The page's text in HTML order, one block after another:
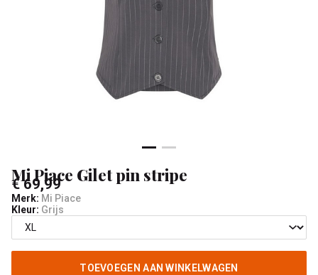
Mi Piace Gilet pin stripe
€ 69,99
Merk: Mi Piace
Kleur: Grijs
TOEVOEGEN AAN WINKELWAGEN